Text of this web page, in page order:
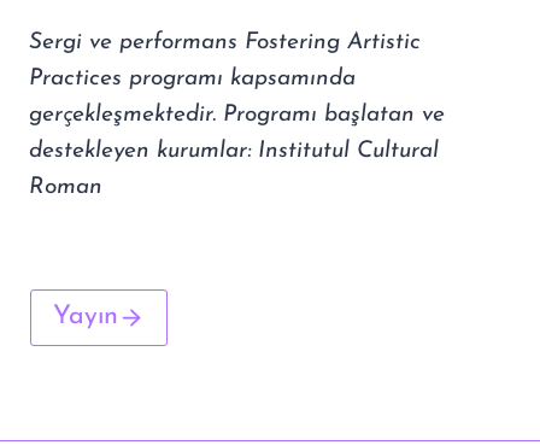
Sergi ve performans Fostering Artistic
Practices programı kapsamında
gerçekleşmektedir. Programı başlatan ve
destekleyen kurumlar: Institutul Cultural
Roman
Yayın